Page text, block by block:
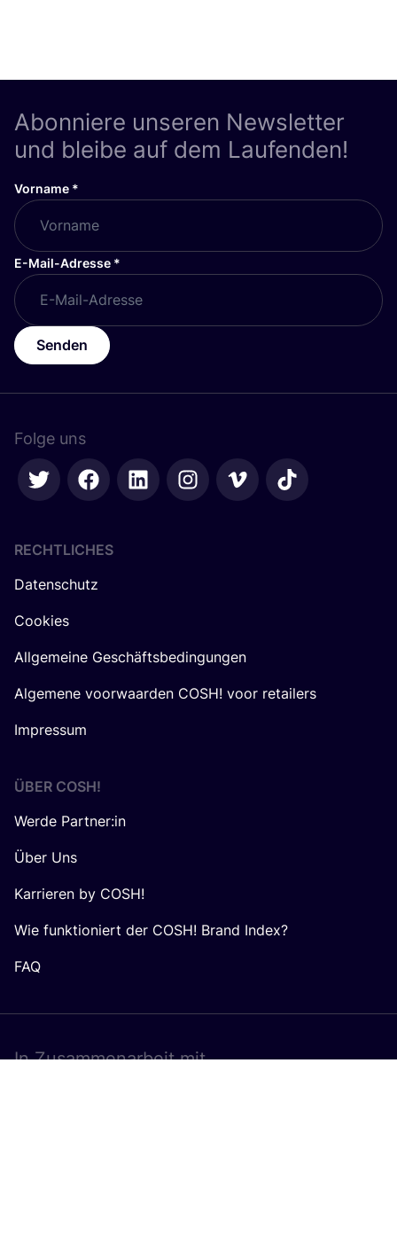
Abonniere unseren Newsletter
und bleibe auf dem Laufenden!
Vorname *
E-Mail-Adresse *
Senden
Folge uns
RECHTLICHES
Datenschutz
Cookies
Allgemeine Geschäftsbedingungen
Algemene voorwaarden COSH! voor retailers
Impressum
ÜBER COSH!
Werde Partner:in
Über Uns
Karrieren by COSH!
Wie funktioniert der COSH! Brand Index?
FAQ
In Zusam­men­ar­beit mit